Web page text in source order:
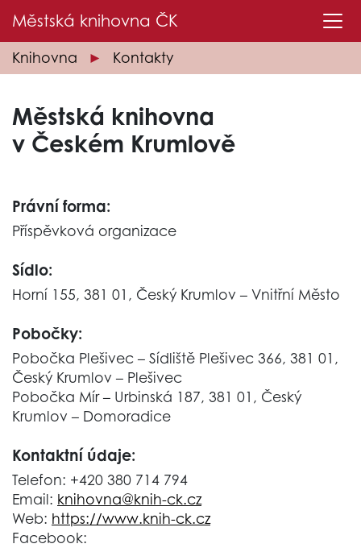
Městská knihovna ČK
Knihovna Kontakty
Městská knihovna
v Českém Krumlově
Právní forma:
Příspěvková organizace
Sídlo:
Horní 155, 381 01, Český Krumlov – Vnitřní Město
Pobočky:
Pobočka Plešivec – Sídliště Plešivec 366, 381 01,
Český Krumlov – Plešivec
Pobočka Mír – Urbinská 187, 381 01, Český
Krumlov – Domoradice
Kontaktní údaje:
Telefon: +420 380 714 794
Email: knihovna@knih-ck.cz
Web: https://www.knih-ck.cz
Facebook: